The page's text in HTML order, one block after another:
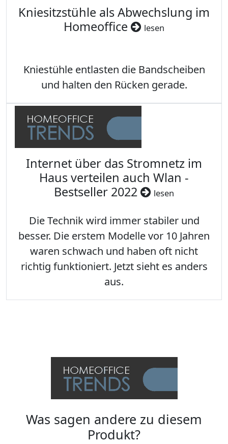
Kniesitzstühle als Abwechslung im
Homeoffice
lesen
Kniestühle entlasten die Bandscheiben
und halten den Rücken gerade.
Internet über das Stromnetz im
Haus verteilen auch Wlan -
Bestseller 2022
lesen
Die Technik wird immer stabiler und
besser. Die erstem Modelle vor 10 Jahren
waren schwach und haben oft nicht
richtig funktioniert. Jetzt sieht es anders
aus.
Was sagen andere zu diesem
Produkt?